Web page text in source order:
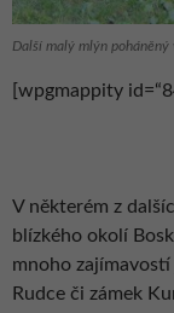
Další malý mlýn
[wpgmappity
V některém z
blízkého okolí
mnoho
Rudce či zámek